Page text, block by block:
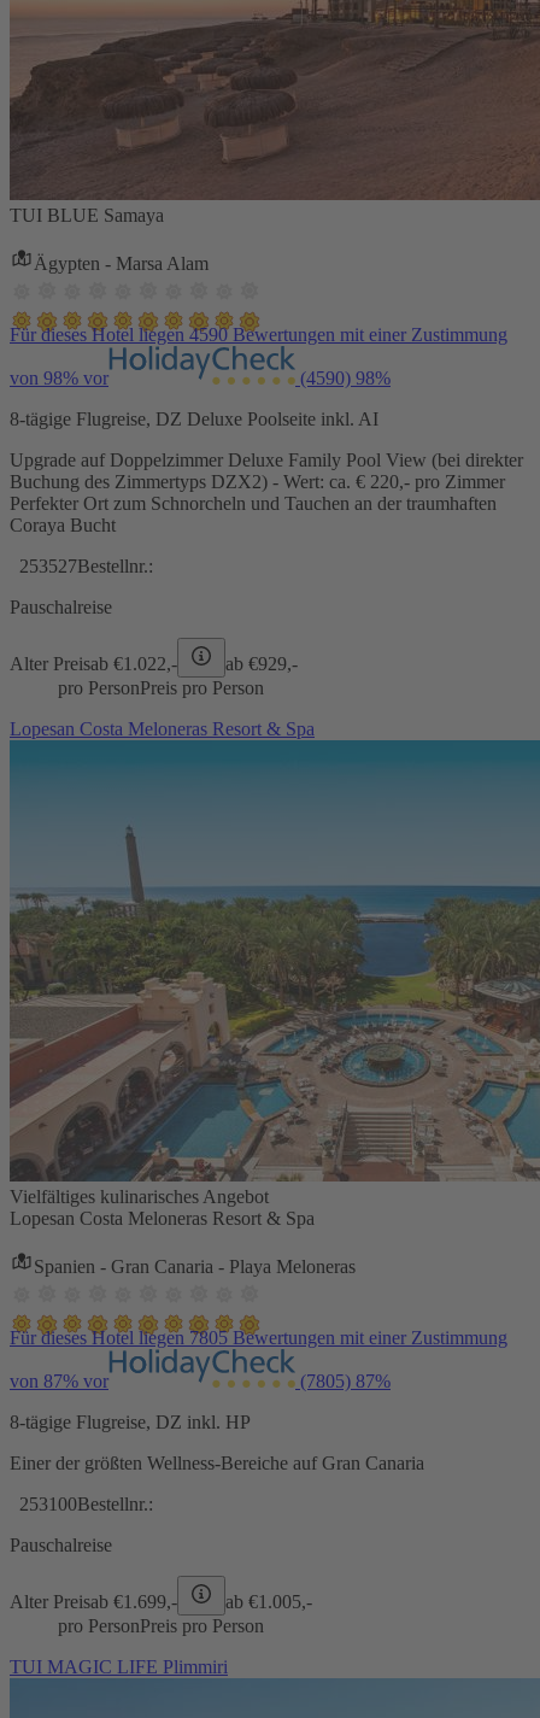
TUI BLUE Samaya
Ägypten - Marsa Alam
Für dieses Hotel liegen 4590 Bewertungen mit einer Zustimmung
von 98% vor (4590) 98%
8-tägige Flugreise, DZ Deluxe Poolseite inkl. AI
Upgrade auf Doppelzimmer Deluxe Family Pool View (bei direkter
Buchung des Zimmertyps DZX2) - Wert: ca. € 220,- pro Zimmer
Perfekter Ort zum Schnorcheln und Tauchen an der traumhaften
Coraya Bucht
253527Bestellnr.:
Pauschalreise
Alter Preisab €1.022,- ab €929,-
pro PersonPreis pro Person
Lopesan Costa Meloneras Resort & Spa
Vielfältiges kulinarisches Angebot
Lopesan Costa Meloneras Resort & Spa
Spanien - Gran Canaria - Playa Meloneras
Für dieses Hotel liegen 7805 Bewertungen mit einer Zustimmung
von 87% vor (7805) 87%
8-tägige Flugreise, DZ inkl. HP
Einer der größten Wellness-Bereiche auf Gran Canaria
253100Bestellnr.:
Pauschalreise
Alter Preisab €1.699,- ab €1.005,-
pro PersonPreis pro Person
TUI MAGIC LIFE Plimmiri